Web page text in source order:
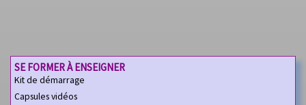
SE FORMER À ENSEIGNER
Kit de démarrage
Capsules vidéos